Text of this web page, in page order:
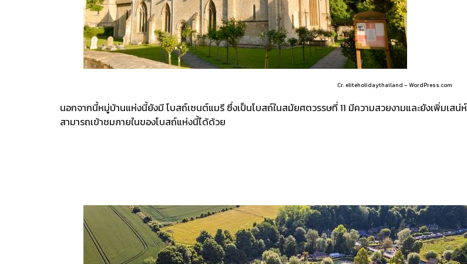
Cr. eliteholidaythailand – WordPress.com
นอกจากนี้หมู่บ้านแห่งนี้ยังมี โบสถ์เซนต์แมรี ซึ่งเป็นโบสถ์ในสมัยศตวรรษที่ 11 มีความสวยงามและยังเพิ่มเ
สามารถเข้าชมภายในของโบสถ์แห่งนี้ได้ด้วย